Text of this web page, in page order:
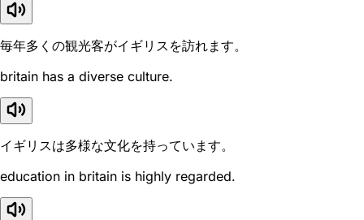
毎年多くの観光客がイギリスを訪れます。
britain has a diverse culture.
イギリスは多様な文化を持っています。
education in britain is highly regarded.